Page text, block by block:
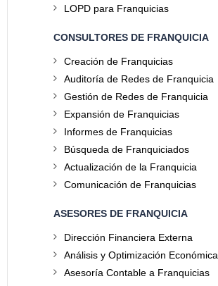
LOPD para Franquicias
CONSULTORES DE FRANQUICIA
Creación de Franquicias
Auditoría de Redes de Franquicia
Gestión de Redes de Franquicia
Expansión de Franquicias
Informes de Franquicias
Búsqueda de Franquiciados
Actualización de la Franquicia
Comunicación de Franquicias
ASESORES DE FRANQUICIA
Dirección Financiera Externa
Análisis y Optimización Económica
Asesoría Contable a Franquicias